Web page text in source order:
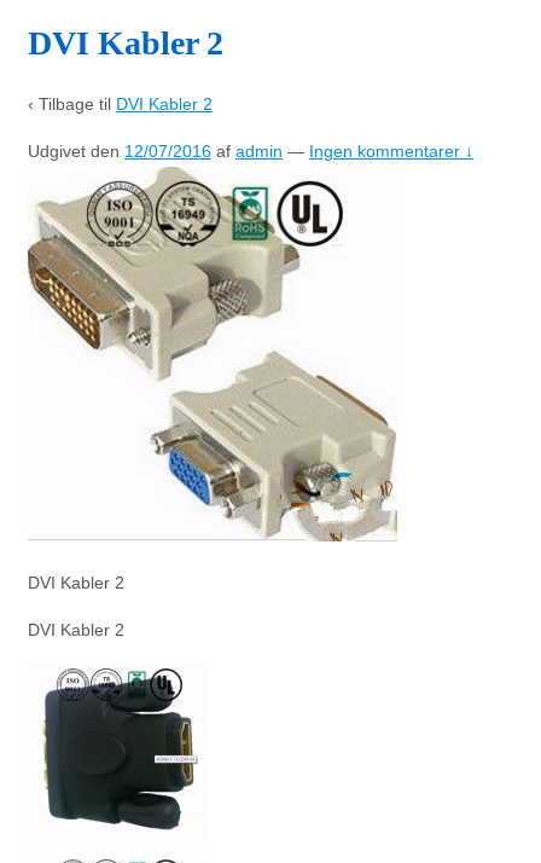
DVI Kabler 2
‹ Tilbage til DVI Kabler 2
Udgivet den 12/07/2016 af admin — Ingen kommentarer ↓
DVI Kabler 2
DVI Kabler 2